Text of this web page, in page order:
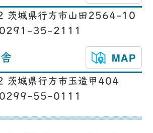
城県行方市山田2564-10
0291-35-2111
城県行方市玉造甲404
0299-55-0111